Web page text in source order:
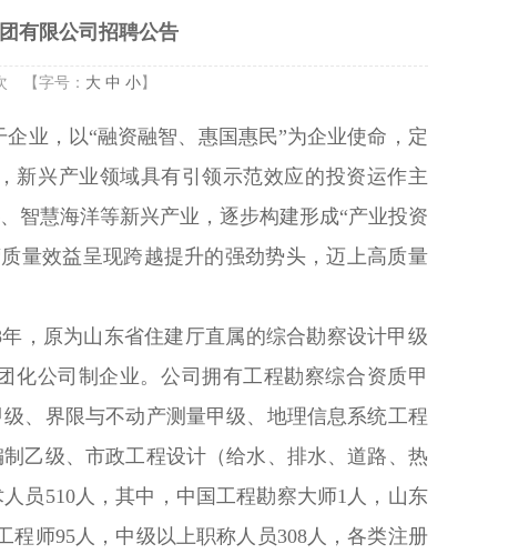
有限公司招聘公告
【字号： 大 中 小】
业，以“融资融智、惠国惠民”为企业使命，定
新兴产业领域具有引领示范效应的投资运作主
智慧海洋等新兴产业，逐步构建形成“产业投资
量效益呈现跨越提升的强劲势头，迈上高质量
，原为山东省住建厅直属的综合勘察设计甲级
化公司制企业。公司拥有工程勘察综合资质甲
、界限与不动产测量甲级、地理信息系统工程
乙级、市政工程设计（给水、排水、道路、热
员510人，其中，中国工程勘察大师1人，山东
师95人，中级以上职称人员308人，各类注册